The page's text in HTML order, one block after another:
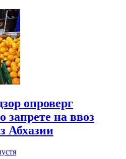
опроверг
на ввоз
Абхазии